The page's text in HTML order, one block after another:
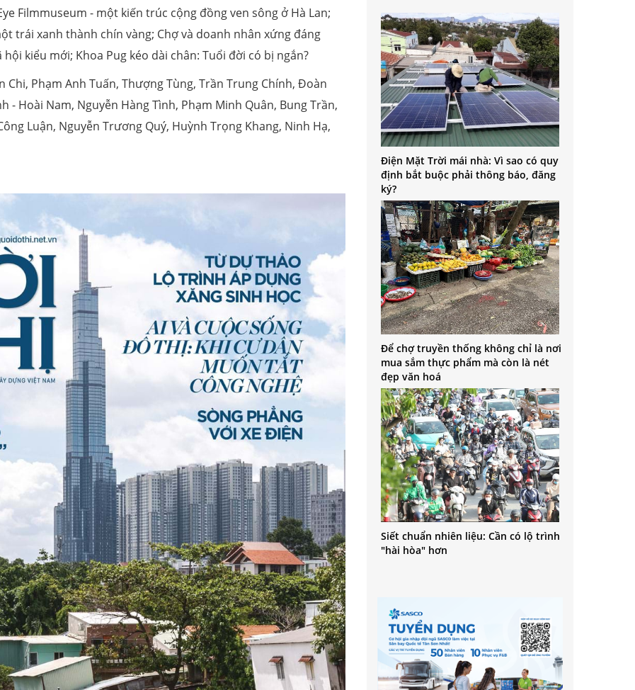
Filmmuseum - một kiến trúc cộng đồng ven sông ở Hà Lan;
trái xanh thành chín vàng; Chợ và doanh nhân xứng đáng
kiểu mới; Khoa Pug kéo dài chân: Tuổi đời có bị ngắn?
Chi, Phạm Anh Tuấn, Thượng Tùng, Trần Trung Chính, Đoàn
- Hoài Nam, Nguyễn Hàng Tình, Phạm Minh Quân, Bung Trần,
Luận, Nguyễn Trương Quý, Huỳnh Trọng Khang, Ninh Hạ,
Điện Mặt Trời mái nhà: Vì sao có quy
định bắt buộc phải thông báo, đăng
ký?
Để chợ truyền thống không chỉ là nơi
mua sắm thực phẩm mà còn là nét
đẹp văn hoá
Siết chuẩn nhiên liệu: Cần có lộ trình
"hài hòa" hơn